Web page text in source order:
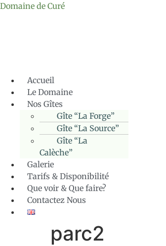
Domaine de Curé
Accueil
Le Domaine
Nos Gîtes
Gîte “La Forge”
Gîte “La Source”
Gîte “La
Calèche”
Galerie
Tarifs & Disponibilité
Que voir & Que faire?
Contactez Nous
parc2